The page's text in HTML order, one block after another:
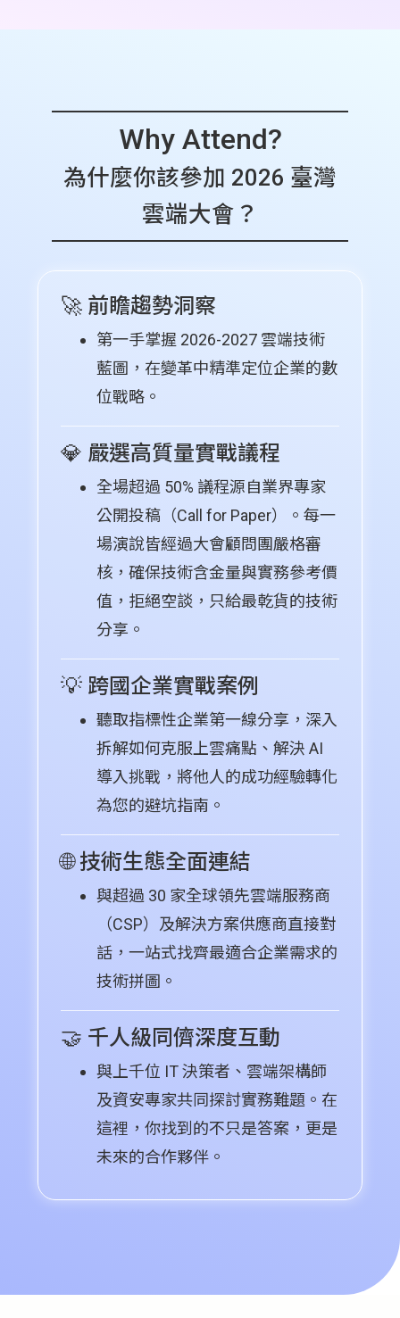
Why Attend?
為什麼你該參加 2026 臺灣
雲端大會？
🚀 前瞻趨勢洞察
第一手掌握 2026-2027 雲端技術
藍圖，在變革中精準定位企業的數
位戰略。
💎 嚴選高質量實戰議程
全場超過 50% 議程源自業界專家
公開投稿（Call for Paper）。每一
場演說皆經過大會顧問團嚴格審
核，確保技術含金量與實務參考價
值，拒絕空談，只給最乾貨的技術
分享。
💡 跨國企業實戰案例
聽取指標性企業第一線分享，深入
拆解如何克服上雲痛點、解決 AI
導入挑戰，將他人的成功經驗轉化
為您的避坑指南。
🌐 技術生態全面連結
與超過 30 家全球領先雲端服務商
（CSP）及解決方案供應商直接對
話，一站式找齊最適合企業需求的
技術拼圖。
🤝 千人級同儕深度互動
與上千位 IT 決策者、雲端架構師
及資安專家共同探討實務難題。在
這裡，你找到的不只是答案，更是
未來的合作夥伴。